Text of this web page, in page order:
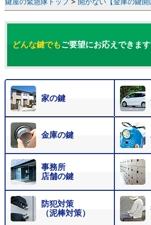
どんな鍵でもご要望にお応えできます
家の鍵
金庫の鍵
事務所
店舗の鍵
防犯対策
（泥棒対策）